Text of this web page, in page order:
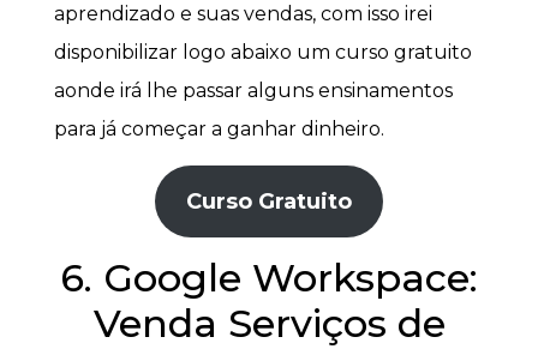
aprendizado e suas vendas, com isso irei
disponibilizar logo abaixo um curso gratuito
aonde irá lhe passar alguns ensinamentos
para já começar a ganhar dinheiro.
Curso Gratuito
6. Google Workspace:
Venda Serviços de